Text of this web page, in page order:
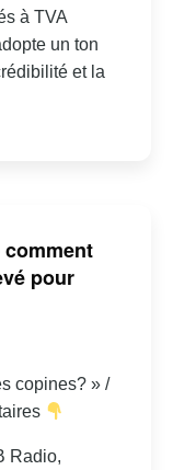
à TVA
un ton
et la
pour
copines? » /
Radio,